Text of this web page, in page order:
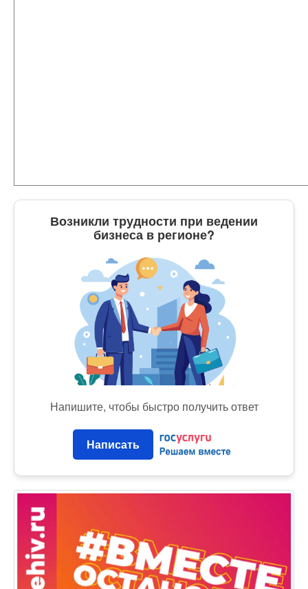
Возникли трудности при ведении
бизнеса в регионе?
Напишите, чтобы быстро получить ответ
Написать